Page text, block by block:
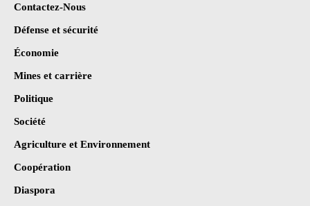
Contactez-Nous
Défense et sécurité
Économie
Mines et carrière
Politique
Société
Agriculture et Environnement
Coopération
Diaspora